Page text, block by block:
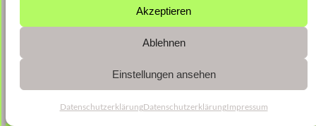
Akzeptieren
Ablehnen
Einstellungen ansehen
DatenschutzerklärungDatenschutzerklärungImpressum